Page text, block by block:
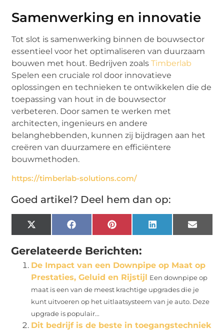
Samenwerking en innovatie
Tot slot is samenwerking binnen de bouwsector
essentieel voor het optimaliseren van duurzaam
bouwen met hout. Bedrijven zoalsTimberlab
Spelen een cruciale rol door innovatieve
oplossingen en technieken te ontwikkelen die de
toepassing van hout in de bouwsector
verbeteren. Door samen te werken met
architecten, ingenieurs en andere
belanghebbenden, kunnen zij bijdragen aan het
creëren van duurzamere en efficiëntere
bouwmethoden.
https://timberlab-solutions.com/
Goed artikel? Deel hem dan op:
X
(Twitter)
FacebookPinterest LinkedIn Email
Gerelateerde Berichten:
De Impact van een Downpipe op Maat op
Prestaties, Geluid en Rijstijl Een downpipe op
maat is een van de meest krachtige upgrades die je
kunt uitvoeren op het uitlaatsysteem van je auto. Deze
upgrade is populair...
Dit bedrijf is de beste in toegangstechniek